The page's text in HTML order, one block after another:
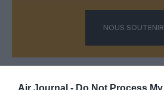
Air Journal - Do Not Process
NOUS SOUTENIR